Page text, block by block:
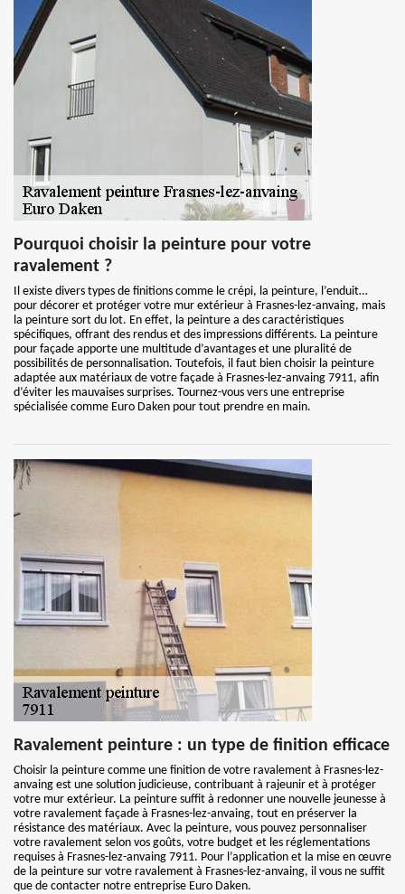
Pourquoi choisir la peinture pour votre
ravalement ?
Il existe divers types de finitions comme le crépi, la peinture, l’enduit…
pour décorer et protéger votre mur extérieur à Frasnes-lez-anvaing, mais
la peinture sort du lot. En effet, la peinture a des caractéristiques
spécifiques, offrant des rendus et des impressions différents. La peinture
pour façade apporte une multitude d’avantages et une pluralité de
possibilités de personnalisation. Toutefois, il faut bien choisir la peinture
adaptée aux matériaux de votre façade à Frasnes-lez-anvaing 7911, afin
d’éviter les mauvaises surprises. Tournez-vous vers une entreprise
spécialisée comme Euro Daken pour tout prendre en main.
Ravalement peinture : un type de finition efficace
Choisir la peinture comme une finition de votre ravalement à Frasnes-lez-
anvaing est une solution judicieuse, contribuant à rajeunir et à protéger
votre mur extérieur. La peinture suffit à redonner une nouvelle jeunesse à
votre ravalement façade à Frasnes-lez-anvaing, tout en préserver la
résistance des matériaux. Avec la peinture, vous pouvez personnaliser
votre ravalement selon vos goûts, votre budget et les réglementations
requises à Frasnes-lez-anvaing 7911. Pour l’application et la mise en œuvre
de la peinture sur votre ravalement à Frasnes-lez-anvaing, il vous ne suffit
que de contacter notre entreprise Euro Daken.